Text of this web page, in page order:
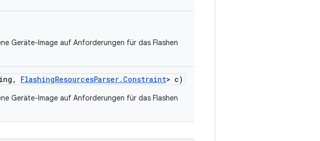
Geräte-Image auf Anforderungen für das Flashen
, FlashingResourcesParser. Constraint> c)
Geräte-Image auf Anforderungen für das Flashen